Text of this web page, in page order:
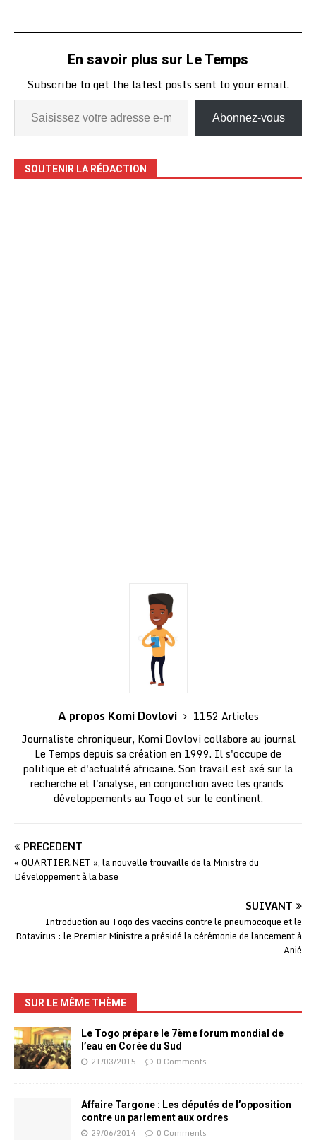
En savoir plus sur Le Temps
Subscribe to get the latest posts sent to your email.
Abonnez-vous
SOUTENIR LA RÉDACTION
A propos Komi Dovlovi
1152 Articles
Journaliste chroniqueur, Komi Dovlovi collabore au journal
Le Temps depuis sa création en 1999. Il s'occupe de
politique et d'actualité africaine. Son travail est axé sur la
recherche et l'analyse, en conjonction avec les grands
développements au Togo et sur le continent.
PRÉCÉDENT
« QUARTIER.NET », la nouvelle trouvaille de la Ministre du
Développement à la base
SUIVANT
Introduction au Togo des vaccins contre le pneumocoque et le
Rotavirus : le Premier Ministre a présidé la cérémonie de lancement à
Anié
SUR LE MÊME THÈME
Le Togo prépare le 7ème forum mondial de
l’eau en Corée du Sud
21/03/2015 0 Comments
Affaire Targone : Les députés de l’opposition
contre un parlement aux ordres
29/06/2014 0 Comments